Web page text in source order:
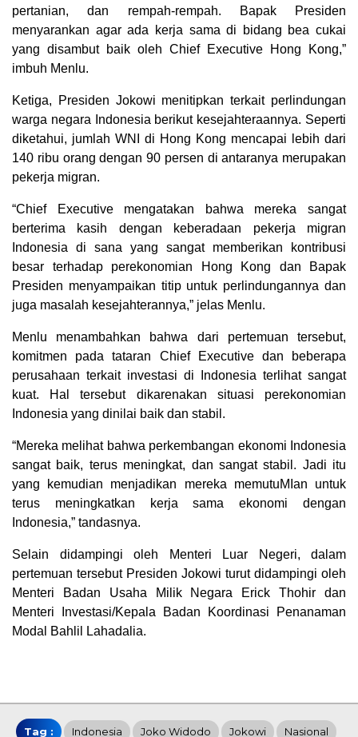
pertanian, dan rempah-rempah. Bapak Presiden
menyarankan agar ada kerja sama di bidang bea cukai
yang disambut baik oleh Chief Executive Hong Kong,”
imbuh Menlu.
Ketiga, Presiden Jokowi menitipkan terkait perlindungan
warga negara Indonesia berikut kesejahteraannya. Seperti
diketahui, jumlah WNI di Hong Kong mencapai lebih dari
140 ribu orang dengan 90 persen di antaranya merupakan
pekerja migran.
“Chief Executive mengatakan bahwa mereka sangat
berterima kasih dengan keberadaan pekerja migran
Indonesia di sana yang sangat memberikan kontribusi
besar terhadap perekonomian Hong Kong dan Bapak
Presiden menyampaikan titip untuk perlindungannya dan
juga masalah kesejahterannya,” jelas Menlu.
Menlu menambahkan bahwa dari pertemuan tersebut,
komitmen pada tataran Chief Executive dan beberapa
perusahaan terkait investasi di Indonesia terlihat sangat
kuat. Hal tersebut dikarenakan situasi perekonomian
Indonesia yang dinilai baik dan stabil.
“Mereka melihat bahwa perkembangan ekonomi Indonesia
sangat baik, terus meningkat, dan sangat stabil. Jadi itu
yang kemudian menjadikan mereka memutuMIan untuk
terus meningkatkan kerja sama ekonomi dengan
Indonesia,” tandasnya.
Selain didampingi oleh Menteri Luar Negeri, dalam
pertemuan tersebut Presiden Jokowi turut didampingi oleh
Menteri Badan Usaha Milik Negara Erick Thohir dan
Menteri Investasi/Kepala Badan Koordinasi Penanaman
Modal Bahlil Lahadalia.
Tag : Indonesia Joko Widodo Jokowi Nasional